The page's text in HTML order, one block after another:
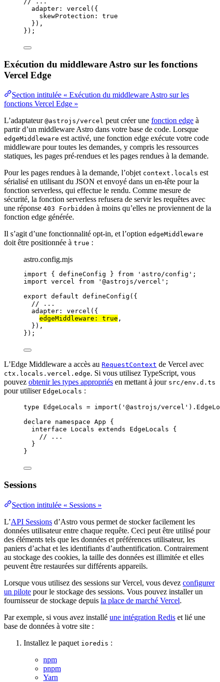
adapter: vercel ({
skewProtection: true
}),
});
Exécution du middleware Astro sur les fonctions
Vercel Edge
Section intitulée « Exécution du middleware Astro sur les
fonctions Vercel Edge »
L’adaptateur @astrojs/vercel peut créer une fonction edge à
partir d’un middleware Astro dans votre base de code. Lorsque
edgeMiddleware est activé, une fonction edge exécute votre code
middleware pour toutes les demandes, y compris les ressources
statiques, les pages pré-rendues et les pages rendues à la demande.
Pour les pages rendues à la demande, l’objet context.locals est
sérialisé en utilisant du JSON et envoyé dans un en-tête pour la
fonction serverless, qui effectue le rendu. Comme mesure de
sécurité, la fonction serverless refusera de servir les requêtes avec
une réponse 403 Forbidden à moins qu’elles ne proviennent de la
fonction edge générée.
Il s’agit d’une fonctionnalité opt-in, et l’option edgeMiddleware
doit être positionnée à true :
astro.config.mjs
import { defineConfig } from ' astro/config ' ;
import vercel from ' @astrojs/vercel ' ;
export default defineConfig ({
// ...
adapter: vercel ({
edgeMiddleware: true ,
}),
});
L’Edge Middleware a accès au RequestContext de Vercel avec
ctx.locals.vercel.edge. Si vous utilisez TypeScript, vous
pouvez obtenir les types appropriés en mettant à jour src/env.d.ts
pour utiliser EdgeLocals :
type EdgeLocals = import ( ' @astrojs/vercel ' ).
declare
namespace App {
interface Locals extends EdgeLocals {
// ...
}
}
Sessions
Section intitulée « Sessions »
L’API Sessions d’Astro vous permet de stocker facilement les
données utilisateur entre chaque requête. Ceci peut être utilisé pour
des éléments tels que les données et préférences utilisateur, les
paniers d’achat et les identifiants d’authentification. Contrairement
au stockage des cookies, la taille des données est illimitée et elles
peuvent être restaurées sur différents appareils.
Lorsque vous utilisez des sessions sur Vercel, vous devez configurer
un pilote pour le stockage des sessions. Vous pouvez installer un
fournisseur de stockage depuis la place de marché Vercel.
Par exemple, si vous avez installé une intégration Redis et lié une
base de données à votre site :
Installez le paquet ioredis :
npm
pnpm
Yarn